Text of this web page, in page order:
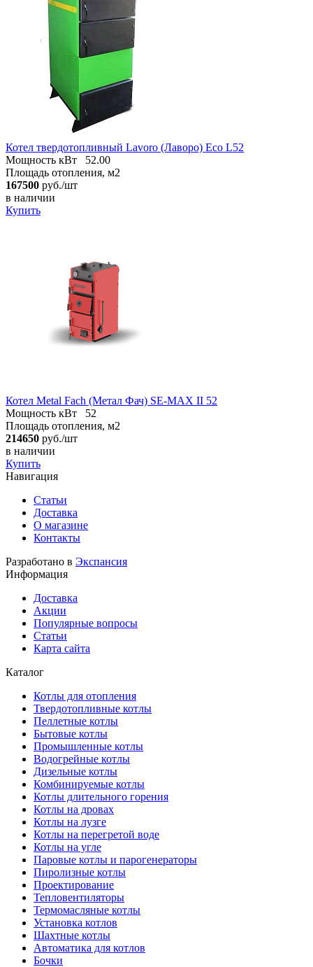
Котел твердотопливный Lavoro (Лаворо) Eco L52
Мощность кВт
52.00
Площадь отопления, м2
167500 руб./шт
в наличии
Купить
Котел Metal Fach (Метал Фач) SE-MAX II 52
Мощность кВт
52
Площадь отопления, м2
214650 руб./шт
в наличии
Купить
Навигация
Статьи
Доставка
О магазине
Контакты
Разработано в Экспансия
Информация
Доставка
Акции
Популярные вопросы
Статьи
Карта сайта
Каталог
Котлы для отопления
Твердотопливные котлы
Пеллетные котлы
Бытовые котлы
Промышленные котлы
Водогрейные котлы
Дизельные котлы
Комбинируемые котлы
Котлы длительного горения
Котлы на дровах
Котлы на лузге
Котлы на перегретой воде
Котлы на угле
Паровые котлы и парогенераторы
Пиролизные котлы
Проектирование
Тепловентиляторы
Термомасляные котлы
Установка котлов
Шахтные котлы
Автоматика для котлов
Бочки